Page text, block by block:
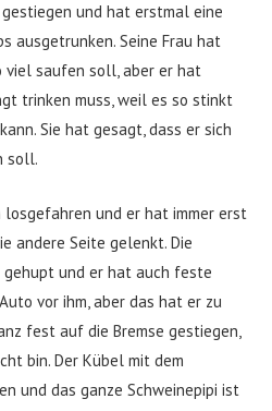
und hat erstmal eine
ausgetrunken. Seine Frau hat
viel saufen soll, aber er hat
trinken muss, weil es so stinkt
Sie hat gesagt, dass er sich
soll.
losgefahren und er hat immer erst
andere Seite gelenkt. Die
und er hat auch feste
vor ihm, aber das hat er zu
fest auf die Bremse gestiegen,
bin. Der Kübel mit dem
und das ganze Schweinepipi ist